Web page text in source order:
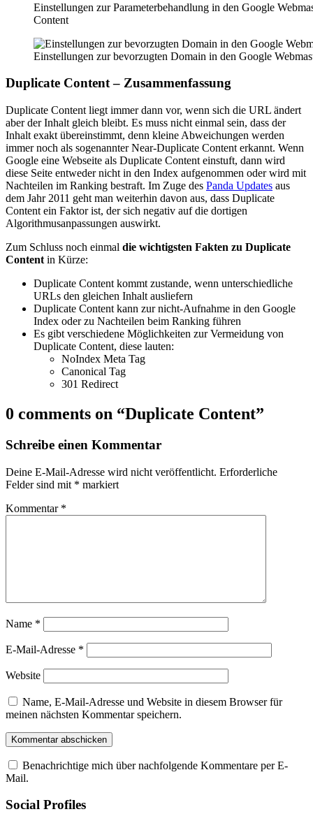
Einstellungen zur Parameterbehandlung in den Google
Content
Einstellungen zur bevorzugten Domain in den Google
Duplicate Content – Zusammenfassung
Duplicate Content liegt immer dann vor, wenn sich die URL ändert
aber der Inhalt gleich bleibt. Es muss nicht einmal sein, dass der
Inhalt exakt übereinstimmt, denn kleine Abweichungen werden
immer noch als sogenannter Near-Duplicate Content erkannt. Wenn
Google eine Webseite als Duplicate Content einstuft, dann wird
diese Seite entweder nicht in den Index aufgenommen oder wird mit
Nachteilen im Ranking bestraft. Im Zuge des Panda Updates aus
dem Jahr 2011 geht man weiterhin davon aus, dass Duplicate
Content ein Faktor ist, der sich negativ auf die dortigen
Algorithmusanpassungen auswirkt.
Zum Schluss noch einmal die wichtigsten Fakten zu Duplicate
Content in Kürze:
Duplicate Content kommt zustande, wenn unterschiedliche
URLs den gleichen Inhalt ausliefern
Duplicate Content kann zur nicht-Aufnahme in den Google
Index oder zu Nachteilen beim Ranking führen
Es gibt verschiedene Möglichkeiten zur Vermeidung von
Duplicate Content, diese lauten:
NoIndex Meta Tag
Canonical Tag
301 Redirect
0 comments on “Duplicate Content”
Schreibe einen Kommentar
Deine E-Mail-Adresse wird nicht veröffentlicht. Erforderliche
Felder sind mit * markiert
Kommentar *
Name *
E-Mail-Adresse *
Website
Name, E-Mail-Adresse und Website in diesem Browser für
meinen nächsten Kommentar speichern.
Benachrichtige mich über nachfolgende Kommentare per E-
Mail.
Social Profiles